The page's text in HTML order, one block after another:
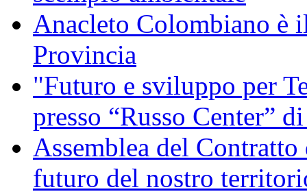
Anacleto Colombiano è
Provincia
"Futuro e sviluppo per
presso “Russo Center”
Assemblea del
futuro del nostro